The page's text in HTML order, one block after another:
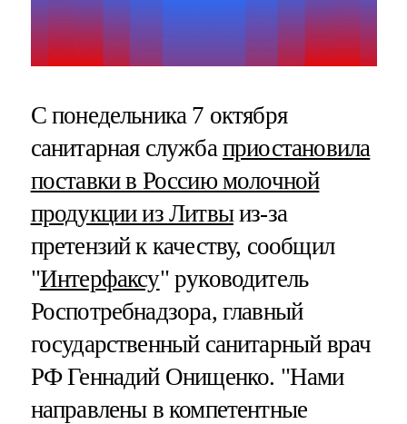
С понедельника 7 октября
санитарная служба приостановила
поставки в Россию молочной
продукции из Литвыиз-за
претензий к качеству, сообщил
"Интерфаксу" руководитель
Роспотребнадзора, главный
государственный санитарный врач
РФ Геннадий Онищенко. "Нами
направлены в компетентные